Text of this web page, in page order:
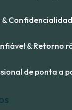
& Retorno
de ponta a